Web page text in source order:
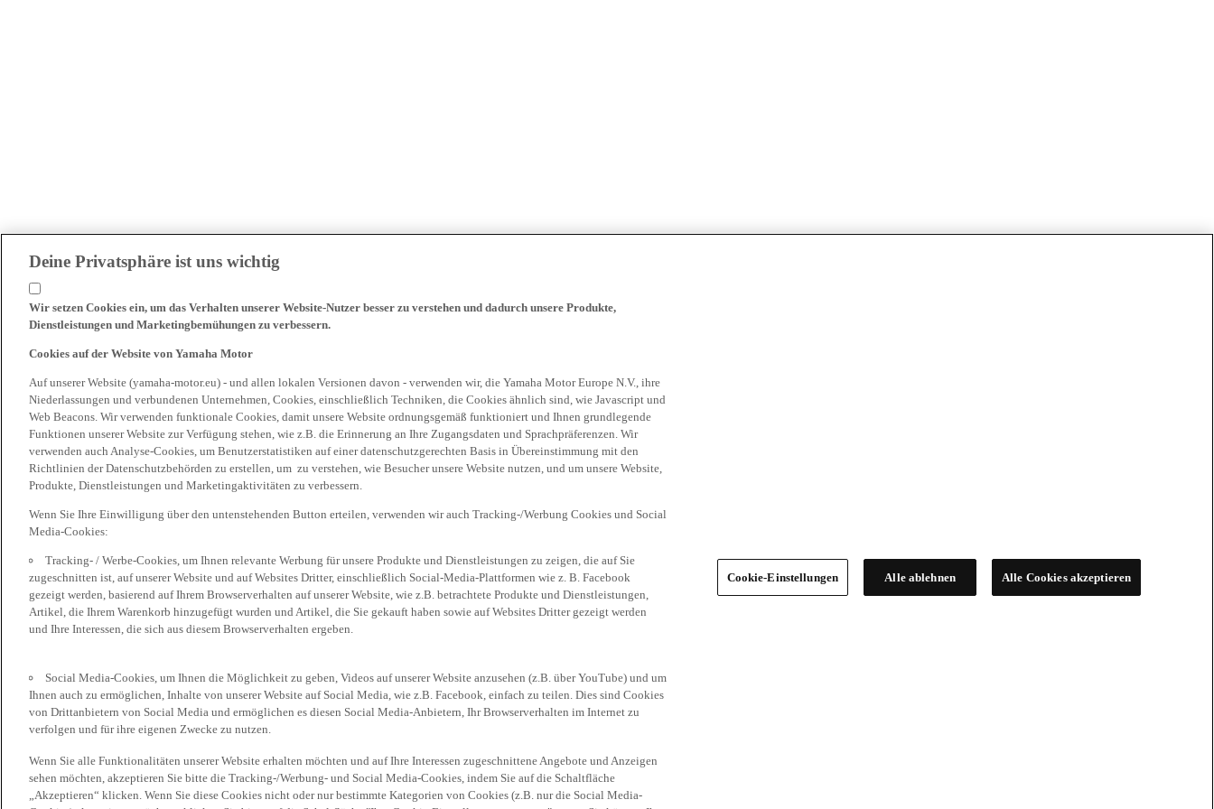
Deine Privatsphäre ist uns wichtig
Wir setzen Cookies ein, um das Verhalten unserer Website-Nutzer besser zu verstehen und dadurch unsere Produkte,
Dienstleistungen und Marketingbemühungen zu verbessern.
Cookies auf der Website von Yamaha Motor
Auf unserer Website (yamaha-motor.eu) - und allen lokalen Versionen davon - verwenden wir, die Yamaha Motor Europe N.V., ihre
Niederlassungen und verbundenen Unternehmen, Cookies, einschließlich Techniken, die Cookies ähnlich sind, wie Javascript und
Web Beacons. Wir verwenden funktionale Cookies, damit unsere Website ordnungsgemäß funktioniert und Ihnen grundlegende
Funktionen unserer Website zur Verfügung stehen, wie z.B. die Erinnerung an Ihre Zugangsdaten und Sprachpräferenzen. Wir
verwenden auch Analyse-Cookies, um Benutzerstatistiken auf einer datenschutzgerechten Basis in Übereinstimmung mit den
Richtlinien der Datenschutzbehörden zu erstellen, um zu verstehen, wie Besucher unsere Website nutzen, und um unsere Website,
Produkte, Dienstleistungen und Marketingaktivitäten zu verbessern.
Wenn Sie Ihre Einwilligung über den untenstehenden Button erteilen, verwenden wir auch Tracking-/Werbung Cookies und Social
Media-Cookies:
Tracking- / Werbe-Cookies, um Ihnen relevante Werbung für unsere Produkte und Dienstleistungen zu zeigen, die auf Sie
zugeschnitten ist, auf unserer Website und auf Websites Dritter, einschließlich Social-Media-Plattformen wie z. B. Facebook
gezeigt werden, basierend auf Ihrem Browserverhalten auf unserer Website, wie z.B. betrachtete Produkte und Dienstleistungen,
Artikel, die Ihrem Warenkorb hinzugefügt wurden und Artikel, die Sie gekauft haben sowie auf Websites Dritter gezeigt werden
und Ihre Interessen, die sich aus diesem Browserverhalten ergeben.
Social Media-Cookies, um Ihnen die Möglichkeit zu geben, Videos auf unserer Website anzusehen (z.B. über YouTube) und um
Ihnen auch zu ermöglichen, Inhalte von unserer Website auf Social Media, wie z.B. Facebook, einfach zu teilen. Dies sind Cookies
von Drittanbietern von Social Media und ermöglichen es diesen Social Media-Anbietern, Ihr Browserverhalten im Internet zu
verfolgen und für ihre eigenen Zwecke zu nutzen.
Wenn Sie alle Funktionalitäten unserer Website erhalten möchten und auf Ihre Interessen zugeschnittene Angebote und Anzeigen
sehen möchten, akzeptieren Sie bitte die Tracking-/Werbung- und Social Media-Cookies, indem Sie auf die Schaltfläche
„Akzeptieren“ klicken. Wenn Sie diese Cookies nicht oder nur bestimmte Kategorien von Cookies (z.B. nur die Social Media-
Cookie-Einstellungen Alle ablehnen Alle Cookies akzeptieren